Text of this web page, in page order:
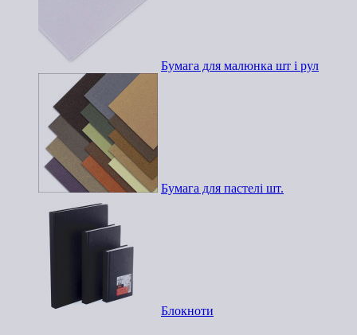
Бумага для малюнка шт і рул
Бумага для пастелі шт.
Блокноти